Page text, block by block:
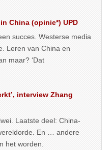
China (opinie*) UPD
succes. Westerse media
Leren van China en
maar? ‘Dat
interview Zhang
Laatste deel: China-
En … andere
het worden.